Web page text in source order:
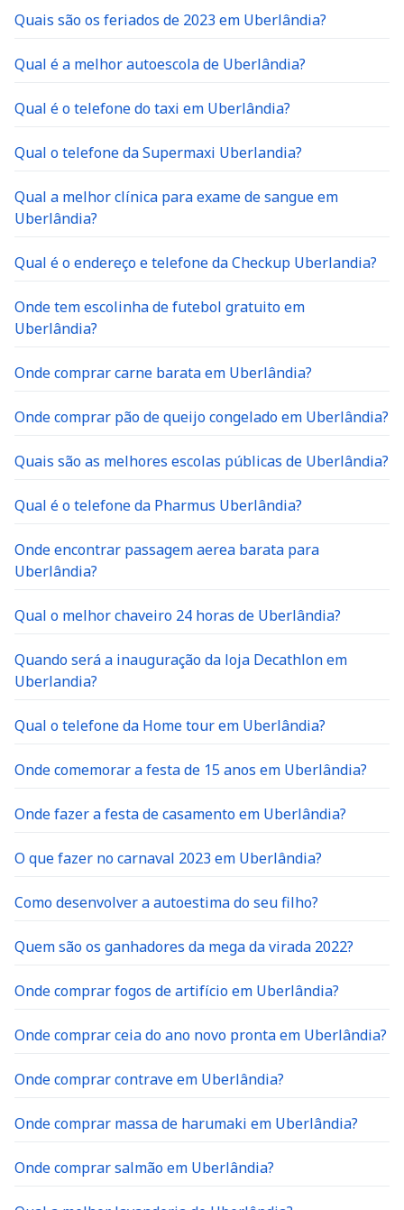
Quais são os feriados de 2023 em Uberlândia?
Qual é a melhor autoescola de Uberlândia?
Qual é o telefone do taxi em Uberlândia?
Qual o telefone da Supermaxi Uberlandia?
Qual a melhor clínica para exame de sangue em
Uberlândia?
Qual é o endereço e telefone da Checkup Uberlandia?
Onde tem escolinha de futebol gratuito em
Uberlândia?
Onde comprar carne barata em Uberlândia?
Onde comprar pão de queijo congelado em Uberlândia?
Quais são as melhores escolas públicas de Uberlândia?
Qual é o telefone da Pharmus Uberlândia?
Onde encontrar passagem aerea barata para
Uberlândia?
Qual o melhor chaveiro 24 horas de Uberlândia?
Quando será a inauguração da loja Decathlon em
Uberlandia?
Qual o telefone da Home tour em Uberlândia?
Onde comemorar a festa de 15 anos em Uberlândia?
Onde fazer a festa de casamento em Uberlândia?
O que fazer no carnaval 2023 em Uberlândia?
Como desenvolver a autoestima do seu filho?
Quem são os ganhadores da mega da virada 2022?
Onde comprar fogos de artifício em Uberlândia?
Onde comprar ceia do ano novo pronta em Uberlândia?
Onde comprar contrave em Uberlândia?
Onde comprar massa de harumaki em Uberlândia?
Onde comprar salmão em Uberlândia?
Qual a melhor lavanderia de Uberlândia?